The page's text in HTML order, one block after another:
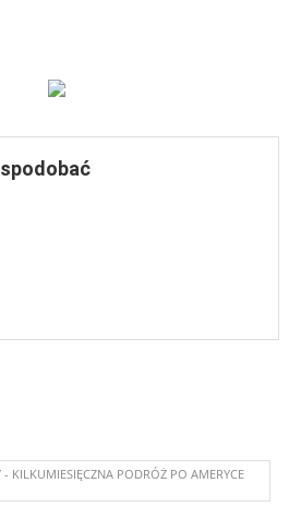
- KILKUMIESIĘCZNA PODRÓŻ PO AMERYCE